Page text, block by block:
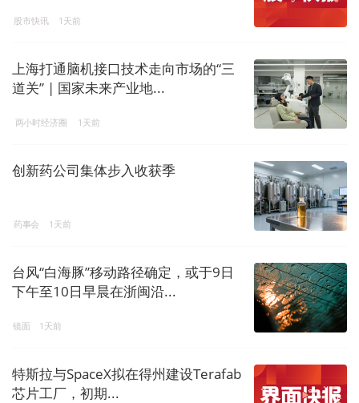
股市快讯 1天前
上海打通脑机接口技术走向市场的“三
道关” | 国家未来产业地...
两小时经济圈 1天前
创新药公司集体步入收获季
药事会 1天前
台风“白海豚”移动路径确定，或于9日
下午至10日早晨在浙闽沿...
镜面 1天前
特斯拉与SpaceX拟在得州建设Terafab
芯片工厂，初期...